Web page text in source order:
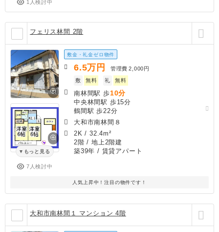
1人検討中
フェリス林間 2階
もっと見る
7人検討中
敷金・礼金ゼロ物件
6.5万円 管理費 2,000円
敷
無料 礼 無料
南林間駅 歩10分
中央林間駅 歩15分
鶴間駅 歩22分
大和市南林間８
2K /32.4m²
2階 / 地上2階建
築39年 / 賃貸アパート
人気上昇中！注目の物件です！
大和市南林間１ マンション 4階